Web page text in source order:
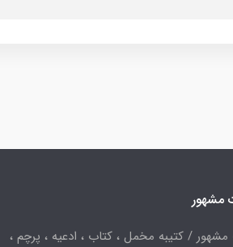
مشهور
مشهور / کتیبه مخمل ، کتاب ، ادعیه ، پرچم ،